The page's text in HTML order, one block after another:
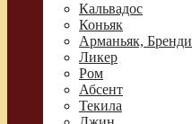
Кальвадос
Коньяк
Арманьяк, Бренди
Ликер
Ром
Абсент
Текила